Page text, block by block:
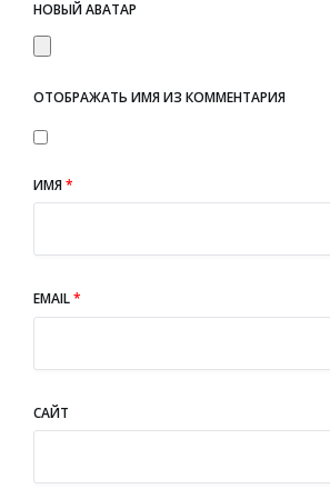
НОВЫЙ АВАТАР
ОТОБРАЖАТЬ ИМЯ ИЗ КОММЕНТАРИЯ
ИМЯ*
EMAIL*
САЙТ